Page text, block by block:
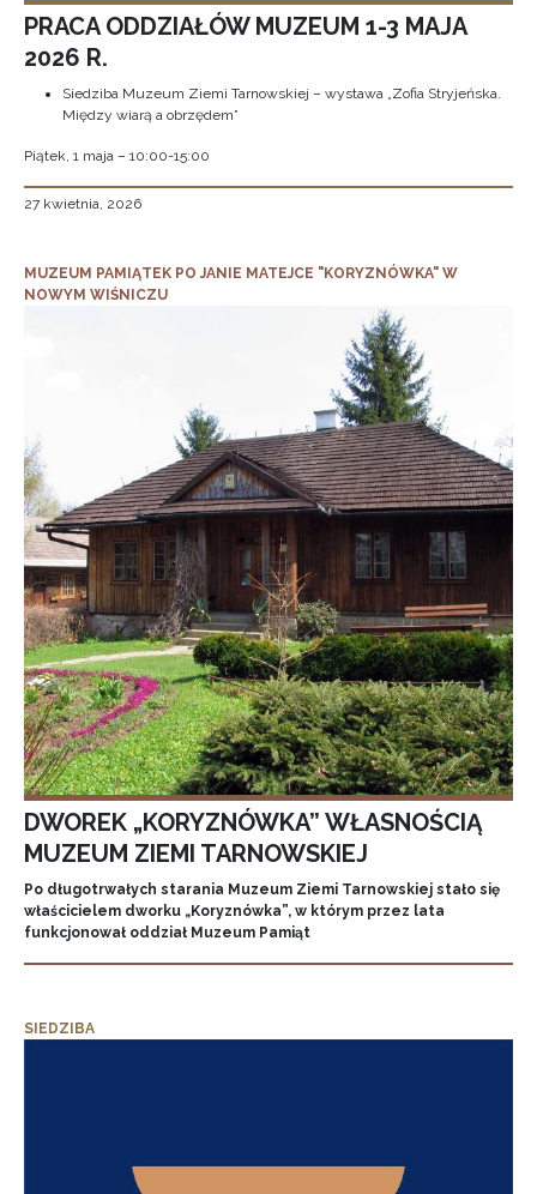
PRACA ODDZIAŁÓW MUZEUM 1-3 MAJA
2026 R.
Siedziba Muzeum Ziemi Tarnowskiej – wystawa „Zofia Stryjeńska.
Między wiarą a obrzędem”
Piątek, 1 maja – 10:00-15:00
27 kwietnia, 2026
MUZEUM PAMIĄTEK PO JANIE MATEJCE "KORYZNÓWKA" W
NOWYM WIŚNICZU
DWOREK „KORYZNÓWKA” WŁASNOŚCIĄ
MUZEUM ZIEMI TARNOWSKIEJ
Po długotrwałych starania Muzeum Ziemi Tarnowskiej stało się
właścicielem dworku „Koryznówka”, w którym przez lata
funkcjonował oddział Muzeum Pamiąt
SIEDZIBA